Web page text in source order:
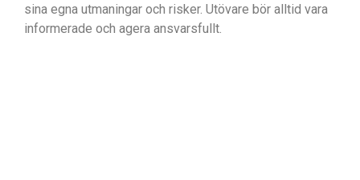
sina egna utmaningar och risker. Utövare bör alltid vara
informerade och agera ansvarsfullt.